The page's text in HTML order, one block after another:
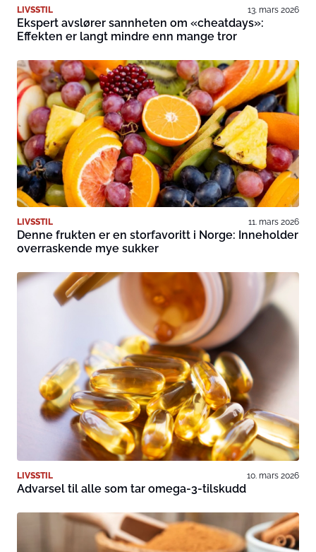
LIVSSTIL 13. mars 2026
Ekspert avslører sannheten om «cheatdays»:
Effekten er langt mindre enn mange tror
LIVSSTIL 11. mars 2026
Denne frukten er en storfavoritt i Norge: Inneholder
overraskende mye sukker
LIVSSTIL 10. mars 2026
Advarsel til alle som tar omega-3-tilskudd